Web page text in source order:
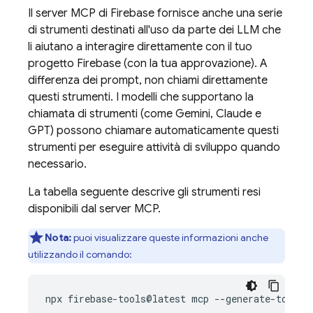
Il server MCP di Firebase fornisce anche una serie
di strumenti destinati all'uso da parte dei LLM che
li aiutano a interagire direttamente con il tuo
progetto Firebase (con la tua approvazione). A
differenza dei prompt, non chiami direttamente
questi strumenti. I modelli che supportano la
chiamata di strumenti (come Gemini, Claude e
GPT) possono chiamare automaticamente questi
strumenti per eseguire attività di sviluppo quando
necessario.
La tabella seguente descrive gli strumenti resi
disponibili dal server MCP.
Nota:puoi visualizzare queste informazioni anche
utilizzando il comando: